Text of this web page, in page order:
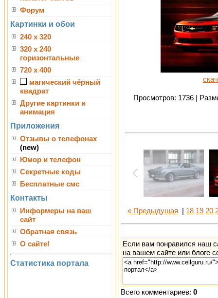
Форум
Картинки и обои
240 x 320
320 x 240
горизонтальные
720 x 400
магический чёрный
квадрат
Другие картинки и
анимация
Приложения
Отзывы о телефонах
(new)
Юмор и телефон
Секретные коды
Бесплатные смс
Контакты
Информеры на ваш
сайт
Обратная связь
О сайте!
Статистика портала
Просмотров: 1736 |
« Предыдущая 18 19 20
Если вам понравился наш
на вашем сайте или блоге
Всего комментариев: 0